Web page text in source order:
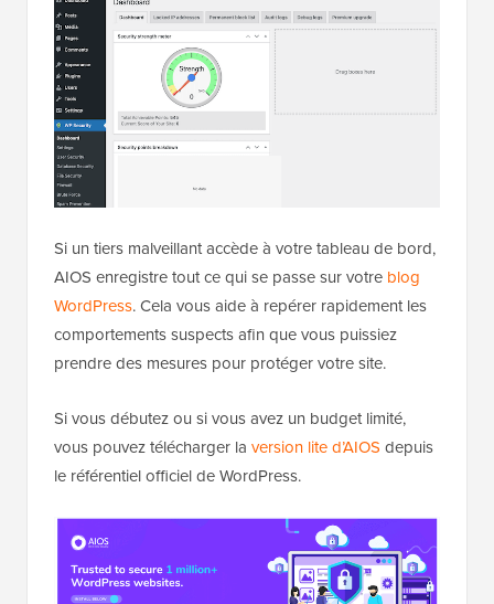
Si un tiers malveillant accède à votre tableau de bord,
AIOS enregistre tout ce qui se passe sur votre blog
WordPress. Cela vous aide à repérer rapidement les
comportements suspects afin que vous puissiez
prendre des mesures pour protéger votre site.
Si vous débutez ou si vous avez un budget limité,
vous pouvez télécharger la version lite d’AIOS depuis
le référentiel officiel de WordPress.